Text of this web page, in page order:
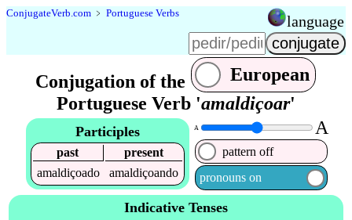
ConjugateVerb.com ﹥ Portuguese Verbs language
Conjugation of the
European
Portuguese Verb 'amaldiçoar'
Participles
past
present
amaldiçoado
amaldiçoando
A A
pattern off
pronouns on
Indicative Tenses